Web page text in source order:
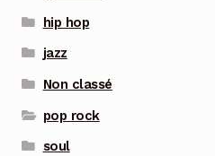
hip hop
jazz
Non classé
pop rock
soul